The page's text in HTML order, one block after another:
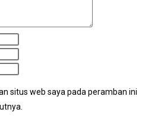
situs web saya pada peramban ini